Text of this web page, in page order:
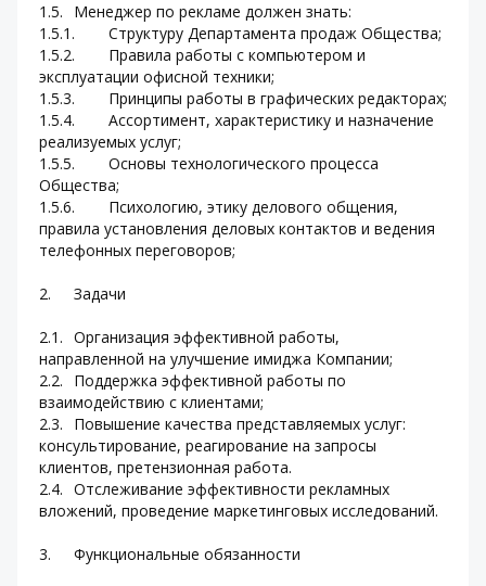
1.5.	Менеджер по рекламе должен знать:
1.5.1.	Структуру Департамента продаж Общества;
1.5.2.	Правила работы с компьютером и
эксплуатации офисной техники;
1.5.3.	Принципы работы в графических редакторах;
1.5.4.	Ассортимент, характеристику и назначение
реализуемых услуг;
1.5.5.	Основы технологического процесса
Общества;
1.5.6.	Психологию, этику делового общения,
правила установления деловых контактов и ведения
телефонных переговоров;
2.	Задачи
2.1.	Организация эффективной работы,
направленной на улучшение имиджа Компании;
2.2.	Поддержка эффективной работы по
взаимодействию с клиентами;
2.3.	Повышение качества представляемых услуг:
консультирование, реагирование на запросы
клиентов, претензионная работа.
2.4.	Отслеживание эффективности рекламных
вложений, проведение маркетинговых исследований.
3.	Функциональные обязанности